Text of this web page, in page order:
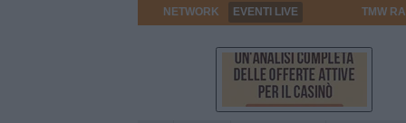
NETWORK EVENTI LIVE TMW